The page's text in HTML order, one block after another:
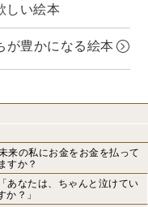
しい絵本
が豊かになる絵本
来の私にお金をお金を払って
すか？
「あなたは、ちゃんと泣けてい
か？」